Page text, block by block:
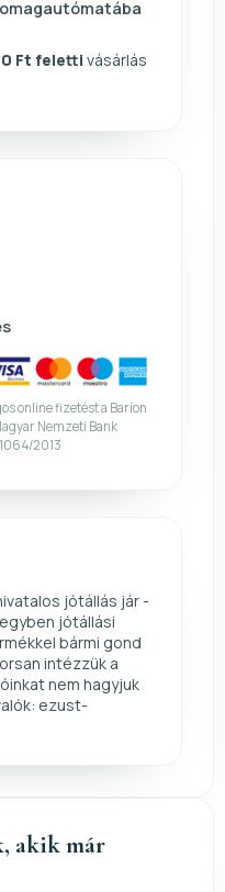
Ft feletti vásárlás
online fizetést a Barion
Nemzeti Bank
2013
jótállás jár -
jótállási
bármi gond
intézzük a
nem hagyjuk
ezust-
akik már